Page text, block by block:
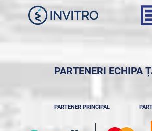
PARTENERI ECHIPA
PARTENER PRINCIPAL